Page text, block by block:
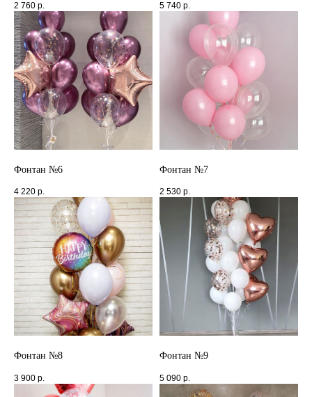
2 760 р. 5 740 р.
Фонтан №6
4 220 р.
Фонтан №7
2 530 р.
Фонтан №8
3 900 р.
Фонтан №9
5 090 р.